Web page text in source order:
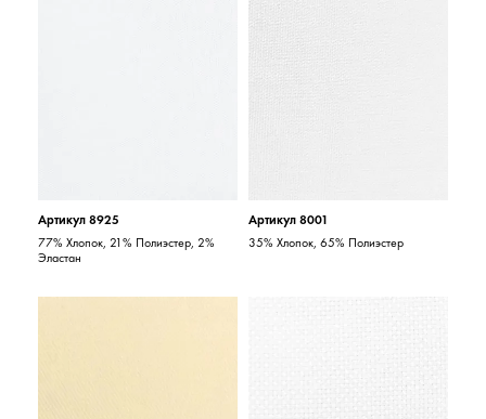
Артикул 8925
77% Хлопок, 21% Полиэстер, 2%
Эластан
Артикул 8001
35% Хлопок, 65% Полиэстер